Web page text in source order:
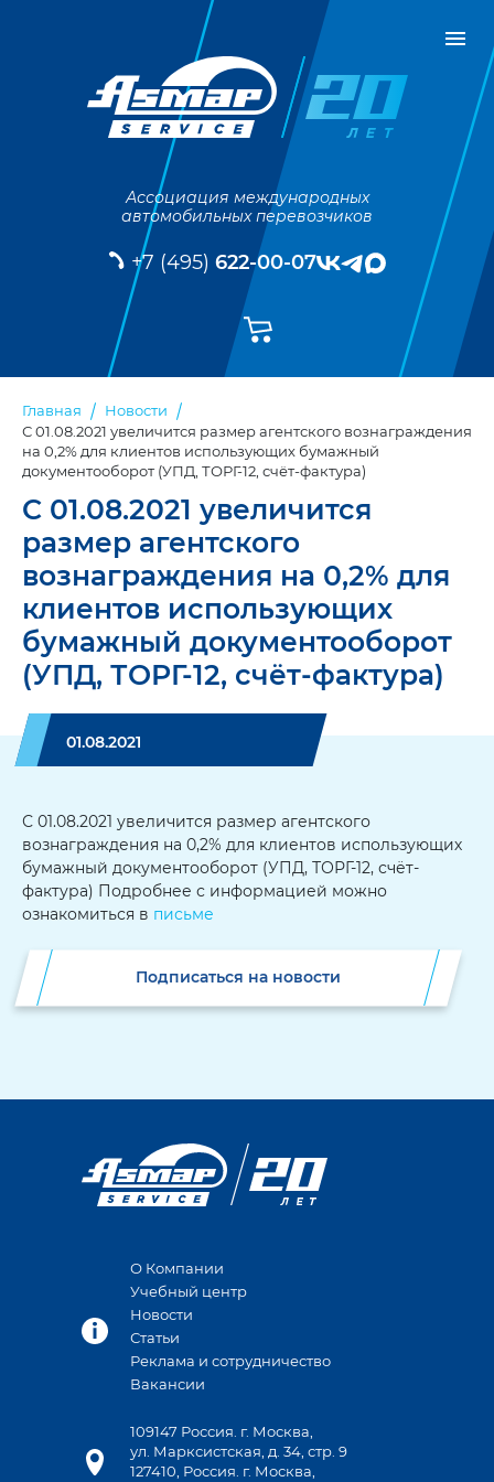
Ассоциация международных
автомобильных перевозчиков
+7 (495) 622-00-07
Главная
Новости
С 01.08.2021 увеличится размер агентского вознаграждения
на 0,2% для клиентов использующих бумажный
документооборот (УПД, ТОРГ-12, счёт-фактура)
С 01.08.2021 увеличится
размер агентского
вознаграждения на 0,2% для
клиентов использующих
бумажный документооборот
(УПД, ТОРГ-12, счёт-фактура)
01.08.2021
С 01.08.2021 увеличится размер агентского
вознаграждения на 0,2% для клиентов использующих
бумажный документооборот (УПД, ТОРГ-12, счёт-
фактура) Подробнее с информацией можно
ознакомиться в письме
Подписаться на новости
О Компании
Учебный центр
Новости
Статьи
Реклама и сотрудничество
Вакансии
109147 Россия. г. Москва,
ул. Марксистская, д. 34, стр. 9
127410, Россия. г. Москва,